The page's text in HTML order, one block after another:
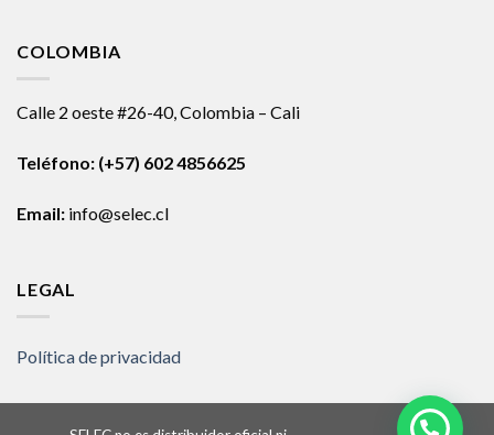
COLOMBIA
Calle 2 oeste #26-40, Colombia – Cali
Teléfono: (+57) 602 4856625
Email: info@selec.cl
LEGAL
Política de privacidad